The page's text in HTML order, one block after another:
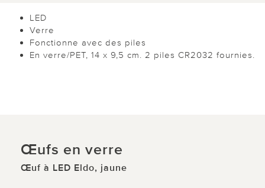
LED
Verre
Fonctionne avec des piles
En verre/PET, 14 x 9,5 cm. 2 piles CR2032 fournies.
Œufs en verre
Œuf à LED Eldo, jaune